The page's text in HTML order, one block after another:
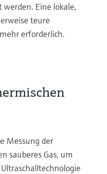
Eine lokale,
teure
erforderlich.
Messung der
sauberes Gas, um